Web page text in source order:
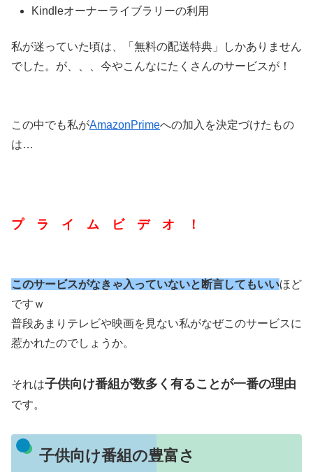
Kindleオーナーライブラリーの利用
私が迷っていた頃は、「無料の配送特典」しかありません
でした。が、、、今やこんなにたくさんのサービスが！
この中でも私がAmazonPrimeへの加入を決定づけたもの
は…
プ ラ イ ム ビ デ オ ！
このサービスがなきゃ入っていないと断言してもいいほど
ですｗ
普段あまりテレビや映画を見ない私がなぜこのサービスに
惹かれたのでしょうか。
それは子供向け番組が数多く有ることが一番の理由
です。
子供向け番組の豊富さ